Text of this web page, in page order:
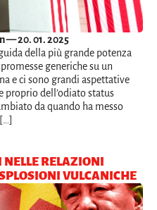
— 20. 01. 2025
della più grande potenza
generiche su un
e ci sono grandi aspettative
proprio dell’odiato status
da quando ha messo
RELAZIONI
VULCANICHE